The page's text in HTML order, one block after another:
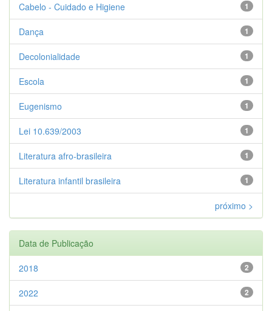
1
Cabelo - Cuidado e Higiene
1
Dança
1
Decolonialidade
1
Escola
1
Eugenismo
1
Lei 10.639/2003
1
Literatura afro-brasileira
1
Literatura infantil brasileira
próximo >
Data de Publicação
2
2018
2
2022